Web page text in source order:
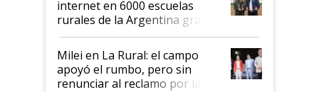
internet en 6000 escuelas
rurales de la Argentina gracias
a un acuerdo con Starlink
Milei en La Rural: el campo
apoyó el rumbo, pero sin
renunciar al reclamo por las